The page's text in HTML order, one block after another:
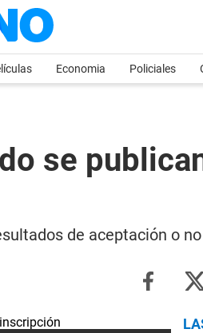
Economia Policiales
se
de aceptación o